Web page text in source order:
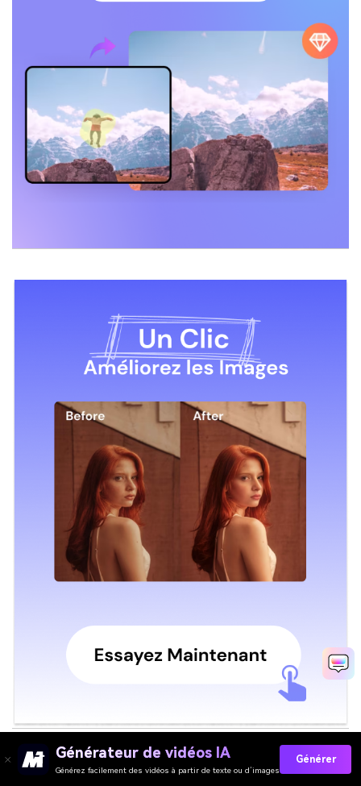
Générateur de vidéos IA
Générez facilement des vidéos à partir de texte ou d’images
Générer